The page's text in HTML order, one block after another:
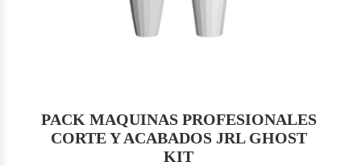
PACK MAQUINAS PROFESIONALES
CORTE Y ACABADOS JRL GHOST
KIT